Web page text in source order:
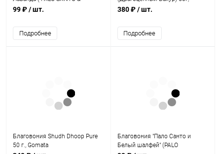
LAVANDER ) 15г, TULASI
99 ₽/ шт.
Подробнее
Precious incense sticks, Himalaya
380 ₽/ шт.
Подробнее
Благовония Shudh Dhoop Pure
50 г., Gomata
Благовония "Пало Санто и
Белый шалфей" (PALO